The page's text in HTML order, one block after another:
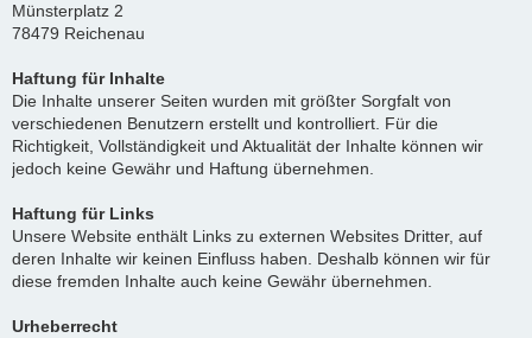
Münsterplatz 2
78479 Reichenau
Haftung für Inhalte
Die Inhalte unserer Seiten wurden mit größter Sorgfalt von
verschiedenen Benutzern erstellt und kontrolliert. Für die
Richtigkeit, Vollständigkeit und Aktualität der Inhalte können wir
jedoch keine Gewähr und Haftung übernehmen.
Haftung für Links
Unsere Website enthält Links zu externen Websites Dritter, auf
deren Inhalte wir keinen Einfluss haben. Deshalb können wir für
diese fremden Inhalte auch keine Gewähr übernehmen.
Urheberrecht